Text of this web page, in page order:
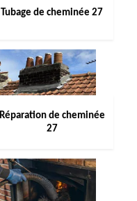
Tubage de cheminée 27
Réparation de cheminée
27